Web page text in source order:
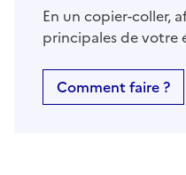
En un copier-coller,
principales de votre
Comment faire ?